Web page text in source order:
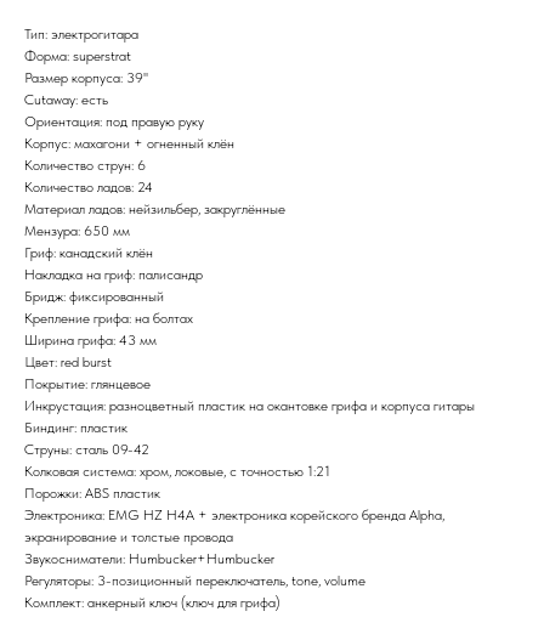
Тип: электрогитара
Форма: superstrat
Размер корпуса: 39''
Cutaway: есть
Ориентация: под правую руку
Корпус: махагони + огненный клён
Количество струн: 6
Количество ладов: 24
Материал ладов: нейзильбер, закруглённые
Мензура: 650 мм
Гриф: канадский клён
Накладка на гриф: палисандр
Бридж: фиксированный
Крепление грифа: на болтах
Ширина грифа: 43 мм
Цвет: red burst
Покрытие: глянцевое
Инкрустация: разноцветный пластик на окантовке грифа и корпуса гитары
Биндинг: пластик
Струны: сталь 09-42
Колковая система: хром, локовые, с точностью 1:21
Порожки: ABS пластик
Электроника: EMG HZ H4A + электроника корейского бренда Alpha,
экранирование и толстые провода
Звукосниматели: Humbucker+Humbucker
Регуляторы: 3-позиционный переключатель, tone, volume
Комплект: анкерный ключ (ключ для грифа)